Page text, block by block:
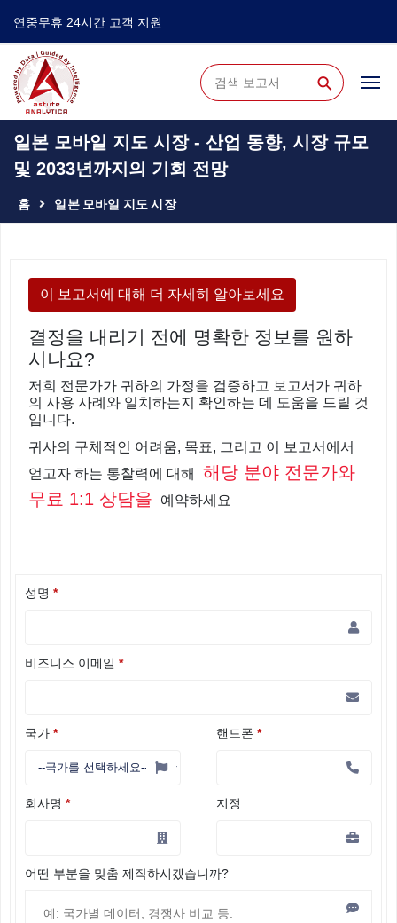
연중무휴 24시간 고객 지원
⚲
일본 모바일 지도 시장 - 산업 동향, 시장 규모
및 2033년까지의 기회 전망
홈 일본 모바일 지도 시장
이 보고서에 대해 더 자세히 알아보세요
결정을 내리기 전에 명확한 정보를 원하
시나요?
저희 전문가가 귀하의 가정을 검증하고 보고서가 귀하
의 사용 사례와 일치하는지 확인하는 데 도움을 드릴 것
입니다.
귀사의 구체적인 어려움, 목표, 그리고 이 보고서에서
얻고자 하는 통찰력에 대해
해당 분야 전문가와
무료 1:1 상담을
예약하세요
성명 *
비즈니스 이메일 *
국가 * 핸드폰 *
회사명 * 지정
어떤 부분을 맞춤 제작하시겠습니까?